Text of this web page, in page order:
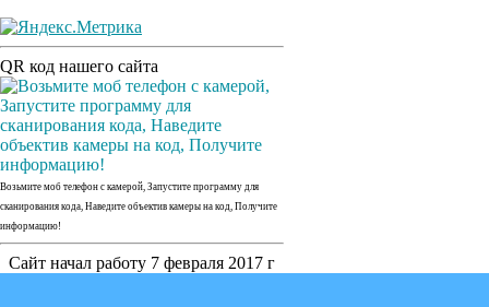
QR код нашего сайта
Возьмите моб телефон с камерой, Запустите программу для
сканирования кода, Наведите объектив камеры на код, Получите
информацию!
Сайт начал работу 7 февраля 2017 г